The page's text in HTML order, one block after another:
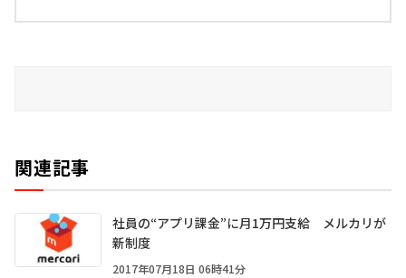
関連記事
社員の“アプリ課金”に月1万円支給 メルカリが
新制度
2017年07月18日 06時41分